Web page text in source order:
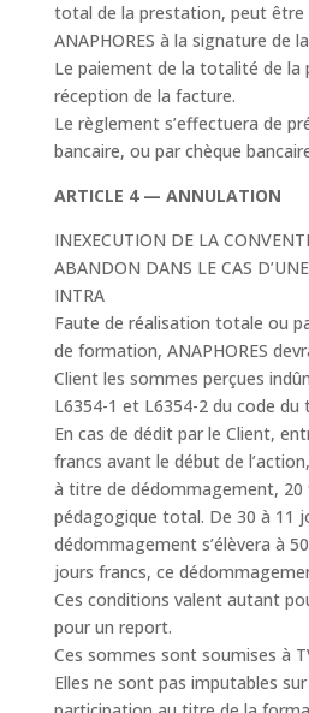
total de la prestation, peut être
ANAPHORES à la signature de
Le paiement de la totalité de la
réception de la facture.
Le règlement s’effectuera de
bancaire, ou par chèque
ARTICLE 4 — ANNULATION
INEXECUTION DE LA
ABANDON DANS LE CAS
INTRA
Faute de réalisation totale ou
de formation, ANAPHORES
Client les sommes perçues
L6354-1 et L6354-2 du code du
En cas de dédit par le Client,
francs avant le début de
à titre de dédommagement, 20
pédagogique total. De 30 à 11
dédommagement s’élèvera à
jours francs, ce
Ces conditions valent autant
pour un report.
Ces sommes sont soumises à
Elles ne sont pas imputables